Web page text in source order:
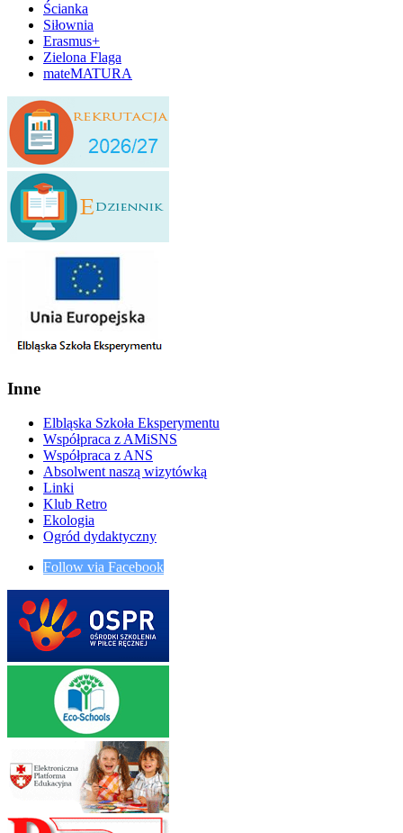
Ścianka
Siłownia
Erasmus+
Zielona Flaga
mateMATURA
Inne
Elbląska Szkoła Eksperymentu
Współpraca z AMiSNS
Współpraca z ANS
Absolwent naszą wizytówką
Linki
Klub Retro
Ekologia
Ogród dydaktyczny
Follow via Facebook